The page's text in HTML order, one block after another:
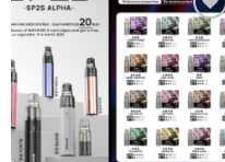
Add to
wishlist